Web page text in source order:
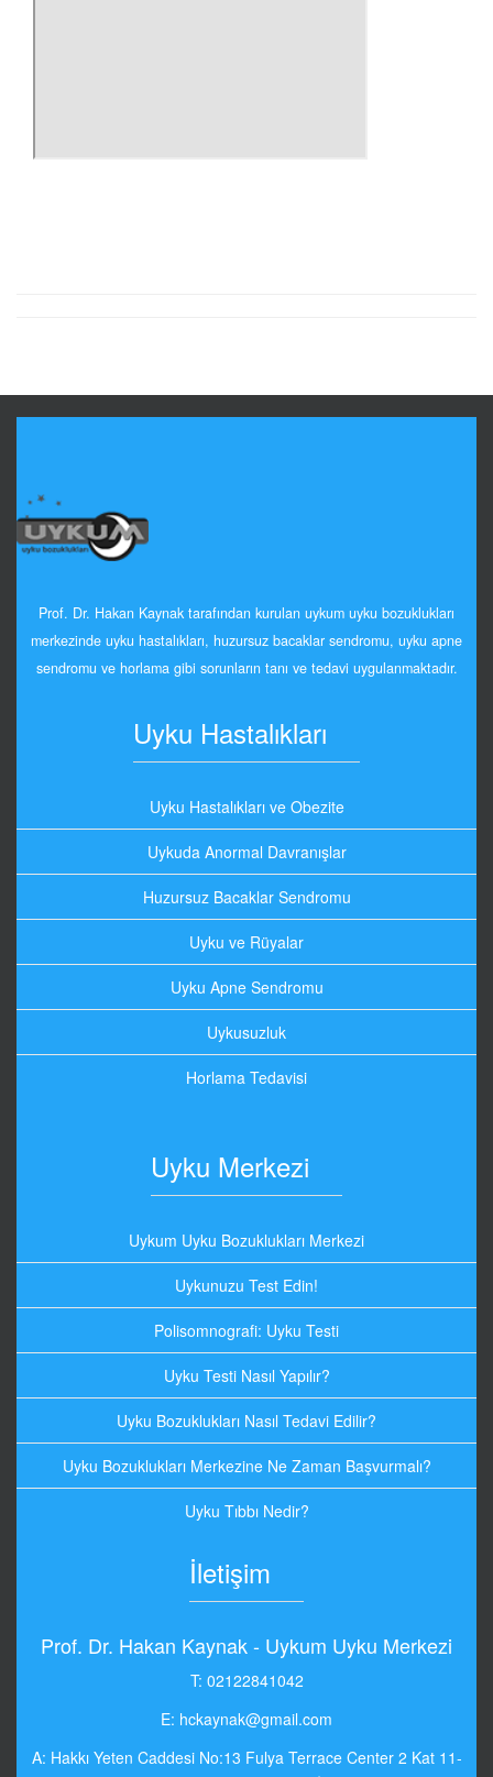
Prof. Dr. Hakan Kaynak tarafından kurulan uykum uyku bozuklukları
merkezinde uyku hastalıkları, huzursuz bacaklar sendromu, uyku apne
sendromu ve horlama gibi sorunların tanı ve tedavi uygulanmaktadır.
Uyku Hastalıkları
Uyku Hastalıkları ve Obezite
Uykuda Anormal Davranışlar
Huzursuz Bacaklar Sendromu
Uyku ve Rüyalar
Uyku Apne Sendromu
Uykusuzluk
Horlama Tedavisi
Uyku Merkezi
Uykum Uyku Bozuklukları Merkezi
Uykunuzu Test Edin!
Polisomnografi: Uyku Testi
Uyku Testi Nasıl Yapılır?
Uyku Bozuklukları Nasıl Tedavi Edilir?
Uyku Bozuklukları Merkezine Ne Zaman Başvurmalı?
Uyku Tıbbı Nedir?
İletişim
Prof. Dr. Hakan Kaynak - Uykum Uyku Merkezi
T: 02122841042
E: hckaynak@gmail.com
A: Hakkı Yeten Caddesi No:13 Fulya Terrace Center 2 Kat 11-